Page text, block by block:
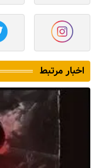
اخبار مرتبط